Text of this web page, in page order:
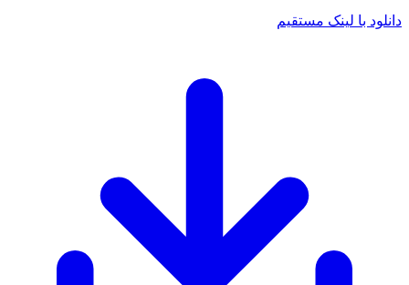
دانلود با لینک مستقیم